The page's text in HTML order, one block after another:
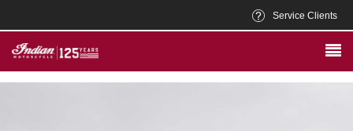
Service Clients